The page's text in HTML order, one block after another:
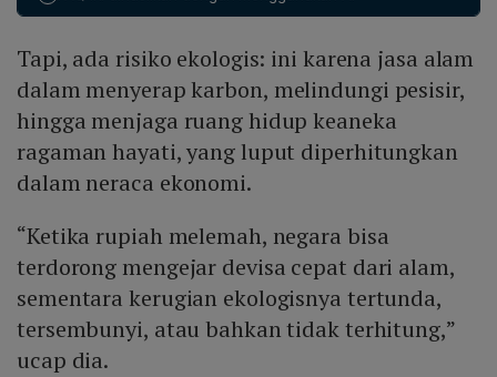
memperlemah kemampuan negara dalam menjaga
panjang.
memperluas perdagangan karbon dengan integritas
mengembangkan perikanan berkelanjutan; serta
mengurangi ketergantungan pada impor energi fosil.
Langkah-langkah ini diharapkan dapat mengalihkan
fokus nasional dari sekadar meningkatkan devisa
melalui eksploitasi sumber daya alam menuju
penciptaan devisa hijau yang berkelanjutan.
Tapi, ada risiko ekologis: ini karena jasa alam
dalam menyerap karbon, melindungi pesisir,
hingga menjaga ruang hidup keaneka
ragaman hayati, yang luput diperhitungkan
dalam neraca ekonomi.
“Ketika rupiah melemah, negara bisa
terdorong mengejar devisa cepat dari alam,
sementara kerugian ekologisnya tertunda,
tersembunyi, atau bahkan tidak terhitung,”
ucap dia.